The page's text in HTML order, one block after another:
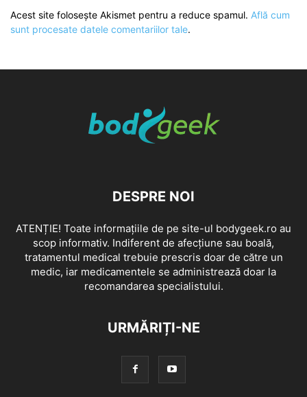
Acest site folosește Akismet pentru a reduce spamul. Află cum
sunt procesate datele comentariilor tale.
DESPRE NOI
ATENȚIE! Toate informațiile de pe site-ul bodygeek.ro au
scop informativ. Indiferent de afecțiune sau boală,
tratamentul medical trebuie prescris doar de către un
medic, iar medicamentele se administrează doar la
recomandarea specialistului.
URMĂRIȚI-NE